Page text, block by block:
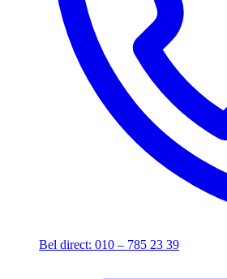
Bel direct: 010 – 785 23 39